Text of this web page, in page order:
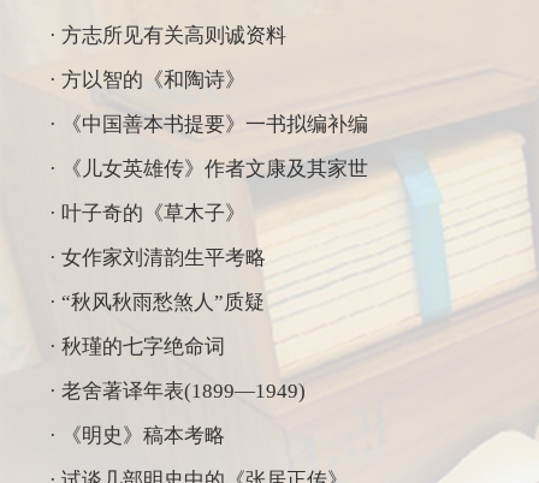
· 方志所见有关高则诚资料
· 方以智的《和陶诗》
· 《中国善本书提要》一书拟编补编
· 《儿女英雄传》作者文康及其家世
· 叶子奇的《草木子》
· 女作家刘清韵生平考略
· “秋风秋雨愁煞人”质疑
· 秋瑾的七字绝命词
· 老舍著译年表(1899—1949)
· 《明史》稿本考略